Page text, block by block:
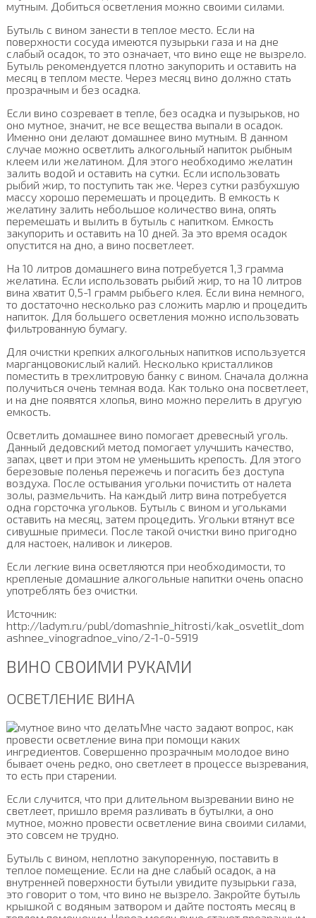
мутным. Добиться осветления можно своими силами.
Бутыль с вином занести в теплое место. Если на
поверхности сосуда имеются пузырьки газа и на дне
слабый осадок, то это означает, что вино еще не вызрело.
Бутыль рекомендуется плотно закупорить и оставить на
месяц в теплом месте. Через месяц вино должно стать
прозрачным и без осадка.
Если вино созревает в тепле, без осадка и пузырьков, но
оно мутное, значит, не все вещества выпали в осадок.
Именно они делают домашнее вино мутным. В данном
случае можно осветлить алкогольный напиток рыбным
клеем или желатином. Для этого необходимо желатин
залить водой и оставить на сутки. Если использовать
рыбий жир, то поступить так же. Через сутки разбухшую
массу хорошо перемешать и процедить. В емкость к
желатину залить небольшое количество вина, опять
перемешать и вылить в бутыль с напитком. Емкость
закупорить и оставить на 10 дней. За это время осадок
опустится на дно, а вино посветлеет.
На 10 литров домашнего вина потребуется 1,3 грамма
желатина. Если использовать рыбий жир, то на 10 литров
вина хватит 0,5-1 грамм рыбьего клея. Если вина немного,
то достаточно несколько раз сложить марлю и процедить
напиток. Для большего осветления можно использовать
фильтрованную бумагу.
Для очистки крепких алкогольных напитков используется
марганцовокислый калий. Несколько кристалликов
поместить в трехлитровую банку с вином. Сначала должна
получиться очень темная вода. Как только она посветлеет,
и на дне появятся хлопья, вино можно перелить в другую
емкость.
Осветлить домашнее вино помогает древесный уголь.
Данный дедовский метод помогает улучшить качество,
запах, цвет и при этом не уменьшить крепость. Для этого
березовые поленья пережечь и погасить без доступа
воздуха. После остывания угольки почистить от налета
золы, размельчить. На каждый литр вина потребуется
одна горсточка угольков. Бутыль с вином и угольками
оставить на месяц, затем процедить. Угольки втянут все
сивушные примеси. После такой очистки вино пригодно
для настоек, наливок и ликеров.
Если легкие вина осветляются при необходимости, то
крепленые домашние алкогольные напитки очень опасно
употреблять без очистки.
Источник:
http://ladym.ru/publ/domashnie_hitrosti/kak_osvetlit_dom
ashnee_vinogradnoe_vino/2-1-0-5919
ВИНО СВОИМИ РУКАМИ
ОСВЕТЛЕНИЕ ВИНА
Мне часто задают вопрос, как
провести осветление вина при помощи каких
ингредиентов. Совершенно прозрачным молодое вино
бывает очень редко, оно светлеет в процессе вызревания,
то есть при старении.
Если случится, что при длительном вызревании вино не
светлеет, пришло время разливать в бутылки, а оно
мутное, можно провести осветление вина своими силами,
это совсем не трудно.
Бутыль с вином, неплотно закупоренную, поставить в
теплое помещение. Если на дне слабый осадок, а на
внутренней поверхности бутыли увидите пузырьки газа,
это говорит о том, что вино не вызрело. Закройте бутыль
крышкой с водяным затвором и дайте постоять месяц в